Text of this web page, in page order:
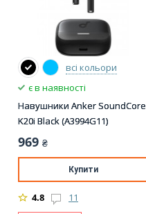
всі кольори
є в наявності
Навушники Anker SoundCore
K20i Black (A3994G11)
969 ₴
Купити
4.8 11